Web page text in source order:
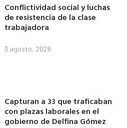
Conflictividad social y luchas
de resistencia de la clase
trabajadora
3 agosto, 2026
Capturan a 33 que traficaban
con plazas laborales en el
gobierno de Delfina Gómez